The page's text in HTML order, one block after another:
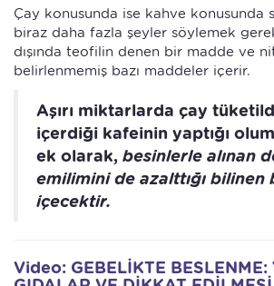
Çay konusunda ise kahve konusunda
biraz daha fazla şeyler söylemek
dışında teofilin denen bir madde ve
belirlenmemiş bazı maddeler içerir.
Aşırı miktarlarda çay
içerdiği kafeinin yaptığı
ek olarak, besinlerle alınan
emilimini de azalttığı bilinen
içecektir.
Video: GEBELİKTE BESLENME: